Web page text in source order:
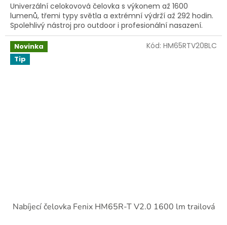
Univerzální celokovová čelovka s výkonem až 1600
lumenů, třemi typy světla a extrémní výdrží až 292 hodin.
Spolehlivý nástroj pro outdoor i profesionální nasazení.
Novinka
Tip
Nabíjecí čelovka Fenix HM65R-T V2.0 1600 lm trailová
Kód: HM65RTV20BLC